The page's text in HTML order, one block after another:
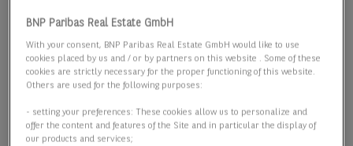
BNP Paribas Real Estate GmbH
With your consent, BNP Paribas Real Estate GmbH would like to use
cookies placed by us and / or by partners on this website . Some of these
cookies are strictly necessary for the proper functioning of this website.
Others are used for the following purposes:
- setting your preferences: These cookies allow us to personalize and
offer the content and features of the Site and in particular the display of
our products and services;